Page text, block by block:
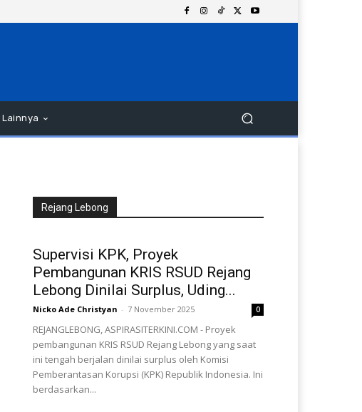
Lainnya
Rejang Lebong
Supervisi KPK, Proyek
Pembangunan KRIS RSUD Rejang
Lebong Dinilai Surplus, Uding...
Nicko Ade Christyan - 7 November 2025 0
REJANGLEBONG, ASPIRASITERKINI.COM - Proyek
pembangunan KRIS RSUD Rejang Lebong yang saat
ini tengah berjalan dinilai surplus oleh Komisi
Pemberantasan Korupsi (KPK) Republik Indonesia. Ini
berdasarkan...